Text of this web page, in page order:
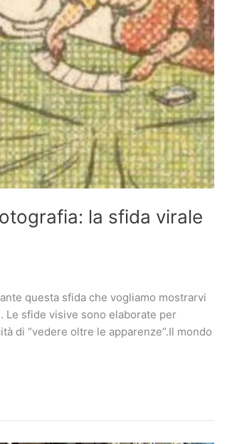
la sfida virale
questa sfida che vogliamo mostrarvi
Le sfide visive sono elaborate per
di “vedere oltre le apparenze”.Il mondo